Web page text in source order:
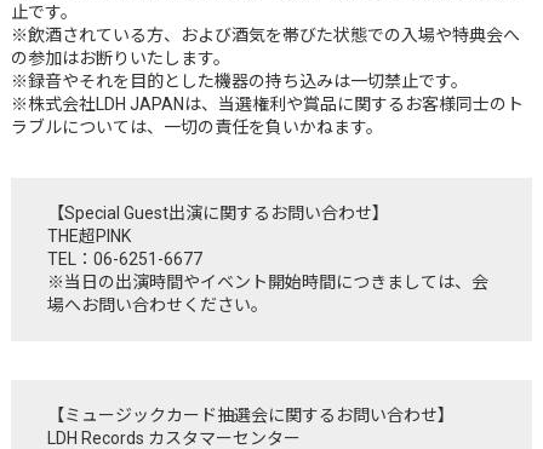
止です。
※飲酒されている方、および酒気を帯びた状態での入場や特典会へ
の参加はお断りいたします。
※録音やそれを目的とした機器の持ち込みは一切禁止です。
※株式会社LDH JAPANは、当選権利や賞品に関するお客様同士のト
ラブルについては、一切の責任を負いかねます。
【Special Guest出演に関するお問い合わせ】
THE超PINK
TEL：06-6251-6677
※当日の出演時間やイベント開始時間につきましては、会
場へお問い合わせください。
【ミュージックカード抽選会に関するお問い合わせ】
LDH Records カスタマーセンター